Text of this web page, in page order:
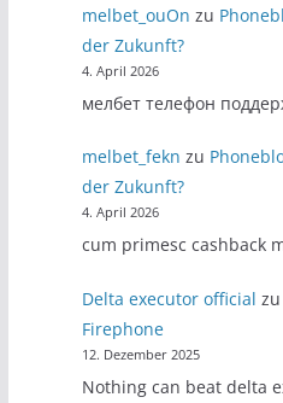
melbet_ouOn zu
der Zukunft?
4. April 2026
мелбет телефон
melbet_fekn zu
der Zukunft?
4. April 2026
cum primesc cashback
Delta executor official
Firephone
12. Dezember 2025
Nothing can beat delta